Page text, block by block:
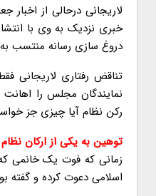
لاریجانی درحالی از
خبری نزدیک به وی با
دروغ سازی رسانه منتسب به
تناقض رفتاری لاریجانی
نمایندگان مجلس را
رکن نظام آیا چیزی جز
توهین به یکی از ارکان
زمانی که فوت یک خانمی
اسلامی دعوت کرده و گفته